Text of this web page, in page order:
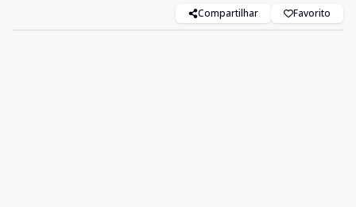
Compartilhar Favorito